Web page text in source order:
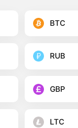
BTC
RUB
GBP
LTC